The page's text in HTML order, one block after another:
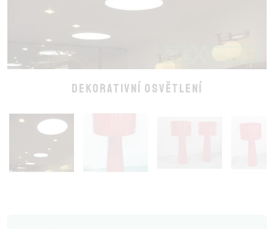
Dekorativní osvětlení